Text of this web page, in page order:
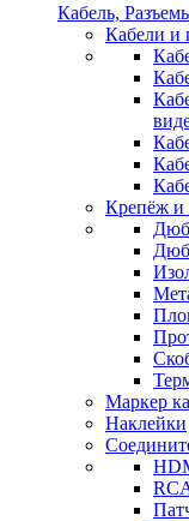
Кабель,
Кабели и
Крепёж и
Маркер
Наклейки